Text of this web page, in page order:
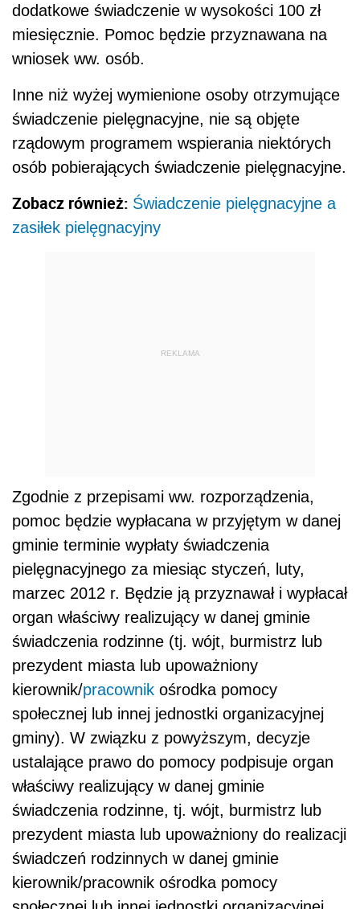
dodatkowe świadczenie w wysokości 100 zł
miesięcznie. Pomoc będzie przyznawana na
wniosek ww. osób.
Inne niż wyżej wymienione osoby otrzymujące
świadczenie pielęgnacyjne, nie są objęte
rządowym programem wspierania niektórych
osób pobierających świadczenie pielęgnacyjne.
Zobacz również: Świadczenie pielęgnacyjne a
zasiłek pielęgnacyjny
REKLAMA
Zgodnie z przepisami ww. rozporządzenia,
pomoc będzie wypłacana w przyjętym w danej
gminie terminie wypłaty świadczenia
pielęgnacyjnego za miesiąc styczeń, luty,
marzec 2012 r. Będzie ją przyznawał i wypłacał
organ właściwy realizujący w danej gminie
świadczenia rodzinne (tj. wójt, burmistrz lub
prezydent miasta lub upoważniony
kierownik/pracownik ośrodka pomocy
społecznej lub innej jednostki organizacyjnej
gminy). W związku z powyższym, decyzje
ustalające prawo do pomocy podpisuje organ
właściwy realizujący w danej gminie
świadczenia rodzinne, tj. wójt, burmistrz lub
prezydent miasta lub upoważniony do realizacji
świadczeń rodzinnych w danej gminie
kierownik/pracownik ośrodka pomocy